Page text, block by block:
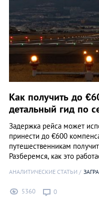
Как получить до
детальный гид по
Задержка рейса может
принести до €600
путешественникам
Разберемся, как это
АНАЛИТИЧЕСКИЕ СТАТЬИ
5360 0